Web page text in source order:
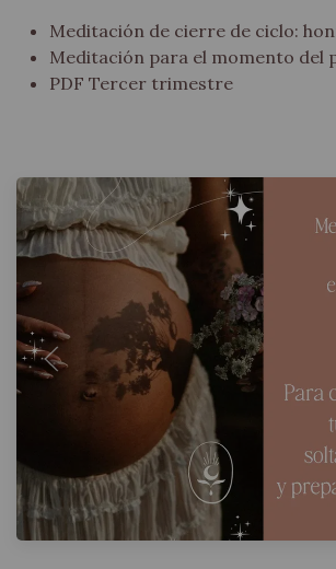
Meditación de cierre de ciclo:
Meditación para el momento del
PDF Tercer trimestre